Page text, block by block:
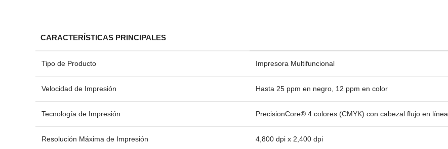
CARACTERÍSTICAS PRINCIPALES
Tipo de Producto Impresora Multifuncional
Velocidad de Impresión Hasta 25 ppm en negro, 12 ppm en color
Tecnología de Impresión PrecisionCore® 4 colores (CMYK) con cabezal flujo en línea
Resolución Máxima de Impresión 4,800 dpi x 2,400 dpi